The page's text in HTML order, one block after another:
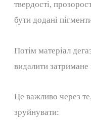
твердості,
бути додані
Потім матеріал
видалити затримане
Це важливо через
зруйнувати: